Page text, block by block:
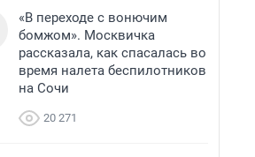
«В переходе с вонючим
бомжом». Москвичка
рассказала, как спасалась во
время налета беспилотников
на Сочи
20 271